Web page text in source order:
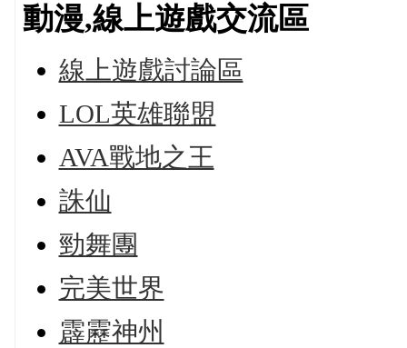
動漫,線上遊戲交流區
線上遊戲討論區
LOL英雄聯盟
AVA戰地之王
誅仙
勁舞團
完美世界
霹靂神州